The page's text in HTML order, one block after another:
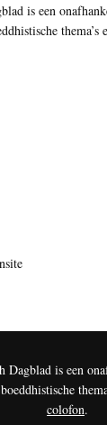
is een
thema’s
Dagblad is een
colofon.